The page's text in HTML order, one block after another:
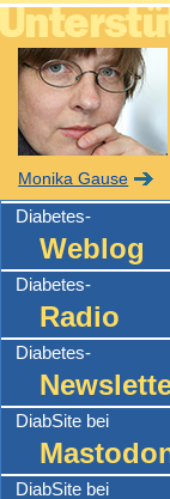
Monika Gause
Diabetes-
Weblog
Diabetes-
Radio
Diabetes-
DiabSite bei
DiabSite bei